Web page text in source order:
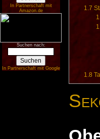
In Partnerschaft mit
Amazon.de
Suchen nach:
In Partnerschaft mit Google
1.7
1.8